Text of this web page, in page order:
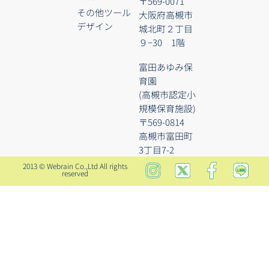
その他ツール
デザイン
大阪府高槻市
城北町２丁目
９−30 1階
富田あゆみ保
育園
(高槻市認定小
規模保育施設)
〒569-0814
高槻市富田町
3丁目7-2
2013 © Webrain Co.,Ltd All rights
reserved